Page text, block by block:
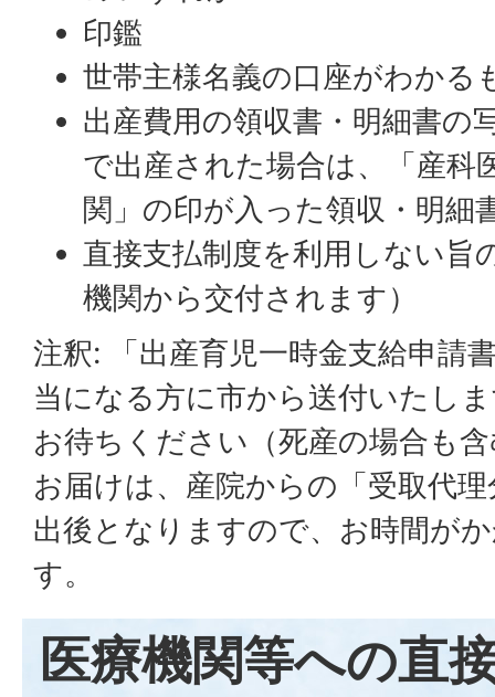
印鑑
世帯主様名義の口座がわかる
出産費用の領収書・明細書の
で出産された場合は、「産科
関」の印が入った領収・明細
直接支払制度を利用しない旨
機関から交付されます）
注釈: 「出産育児一時金支給申請
当になる方に市から送付いたし
お待ちください（死産の場合も
お届けは、産院からの「受取代
出後となりますので、お時間が
す。
医療機関等への直